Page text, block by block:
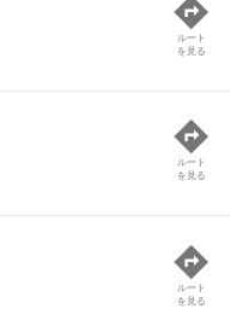
ルート
を見る
ルート
を見る
ルート
を見る